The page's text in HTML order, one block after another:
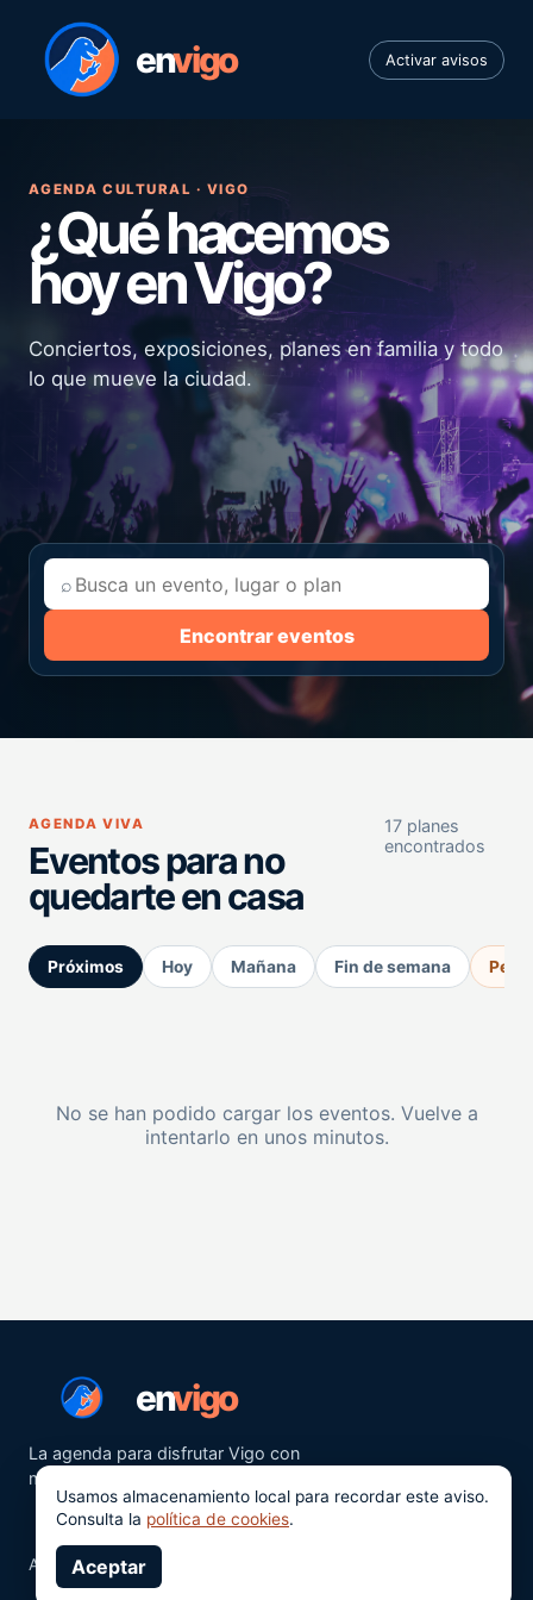
envigo Activar avisos
AGENDA CULTURAL · VIGO
¿Qué hacemos
hoy en Vigo?
Conciertos, exposiciones, planes en familia y todo
lo que mueve la ciudad.
⌕
Encontrar eventos
AGENDA VIVA
Eventos para no
quedarte en casa
17 planes
encontrados
Próximos Hoy Mañana Fin de semana
No se han podido cargar los eventos. Vuelve a
intentarlo en unos minutos.
envigo
La agenda para disfrutar Vigo con
más ganas.
Aviso legalPrivacidad
Usamos almacenamiento local para recordar este aviso.
Consulta la política de cookies.
Aceptar